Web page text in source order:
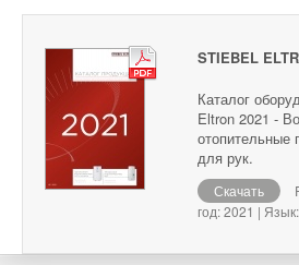
STIEBEL
Каталог
Eltron 2021 -
отопительные
для рук.
Скачать
год: 2021 | Язык: